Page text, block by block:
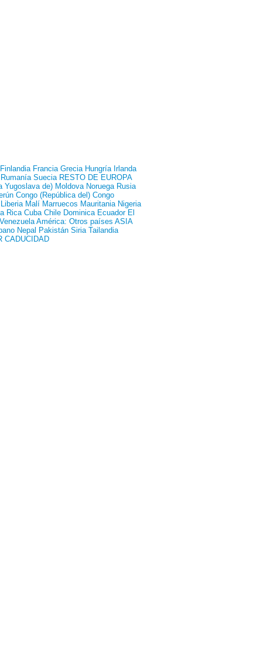
Finlandia Francia Grecia Hungría Irlanda
Rumanía Suecia RESTO DE EUROPA
Yugoslava de) Moldova Noruega Rusia
Congo (República del) Congo
Liberia Malí Marruecos Mauritania Nigeria
Rica Cuba Chile Dominica Ecuador El
Venezuela América: Otros países ASIA
Nepal Pakistán Siria Tailandia
CADUCIDAD